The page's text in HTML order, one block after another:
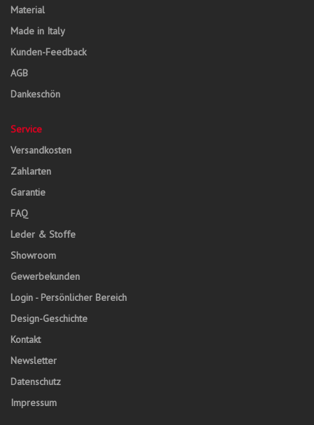
Material
Made in Italy
Kunden-Feedback
AGB
Dankeschön
Service
Versandkosten
Zahlarten
Garantie
FAQ
Leder & Stoffe
Showroom
Gewerbekunden
Login - Persönlicher Bereich
Design-Geschichte
Kontakt
Newsletter
Datenschutz
Impressum